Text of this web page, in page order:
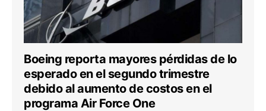
Boeing reporta mayores pérdidas de lo
esperado en el segundo trimestre
debido al aumento de costos en el
programa Air Force One